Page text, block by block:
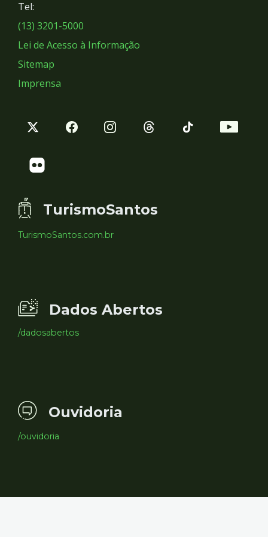
Sociais
Tel:
(13) 3201-5000
Lei de Acesso à Informação
Sitemap
Imprensa
TurismoSantos
TurismoSantos.com.br
Dados Abertos
/dadosabertos
Ouvidoria
/ouvidoria